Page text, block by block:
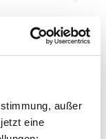
außer
eine
exkl. 41,23 € MwSt.
217,00 €*
exkl. 41,23 € MwSt.